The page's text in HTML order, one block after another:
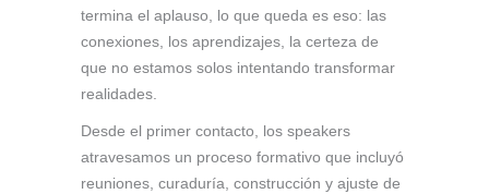
termina el aplauso, lo que queda es eso: las
conexiones, los aprendizajes, la certeza de
que no estamos solos intentando transformar
realidades.
Desde el primer contacto, los speakers
atravesamos un proceso formativo que incluyó
reuniones, curaduría, construcción y ajuste de